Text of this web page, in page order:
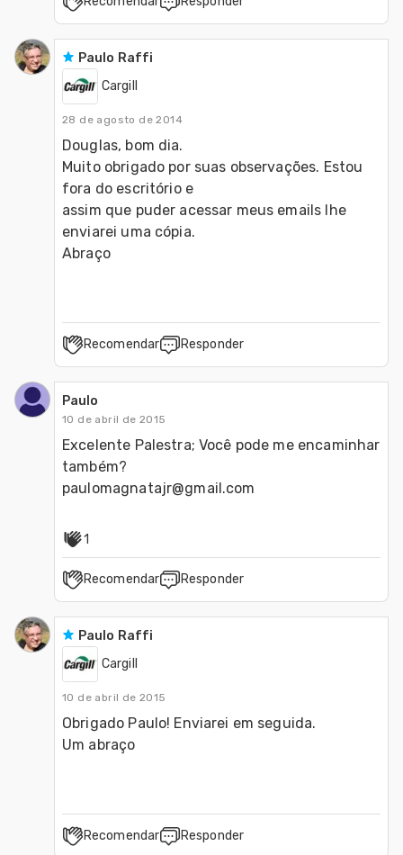
Paulo Raffi
Cargill
28 de agosto de 2014
Douglas, bom dia.
Muito obrigado por suas observações. Estou
fora do escritório e
assim que puder acessar meus emails lhe
enviarei uma cópia.
Abraço
Recomendar Responder
Paulo
10 de abril de 2015
Excelente Palestra; Você pode me encaminhar
também?
paulomagnatajr@gmail.com
1
Recomendar Responder
Paulo Raffi
Cargill
10 de abril de 2015
Obrigado Paulo! Enviarei em seguida.
Um abraço
Recomendar Responder